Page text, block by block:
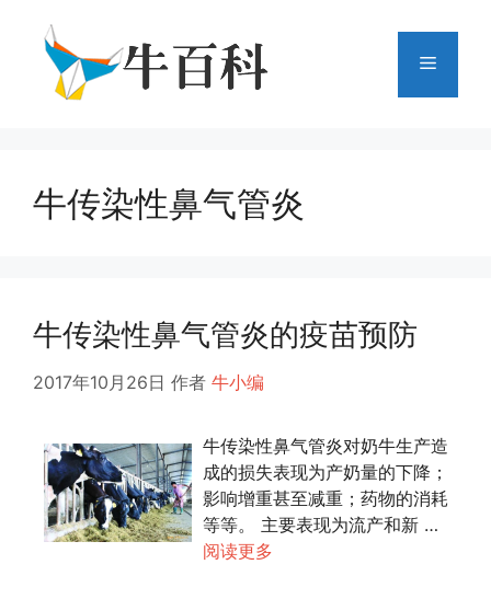
菜
牛传染性鼻气管炎
牛传染性鼻气管炎的疫苗预防
2017年10月26日 作者 牛小编
牛传染性鼻气管炎对奶牛生产造
成的损失表现为产奶量的下降；
影响增重甚至减重；药物的消耗
等等。 主要表现为流产和新 …
阅读更多